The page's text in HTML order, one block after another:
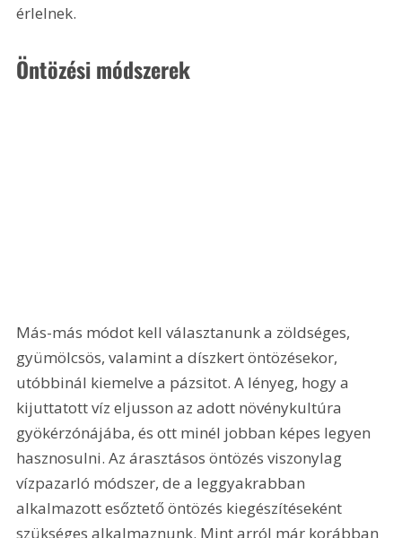
érlelnek.
Öntözési módszerek
Más-más módot kell választanunk a zöldséges,
gyümölcsös, valamint a díszkert öntözésekor,
utóbbinál kiemelve a pázsitot. A lényeg, hogy a
kijuttatott víz eljusson az adott növénykultúra
gyökérzónájába, és ott minél jobban képes legyen
hasznosulni. Az árasztásos öntözés viszonylag
vízpazarló módszer, de a leggyakrabban
alkalmazott esőztető öntözés kiegészítéseként
szükséges alkalmaznunk. Mint arról már korábban